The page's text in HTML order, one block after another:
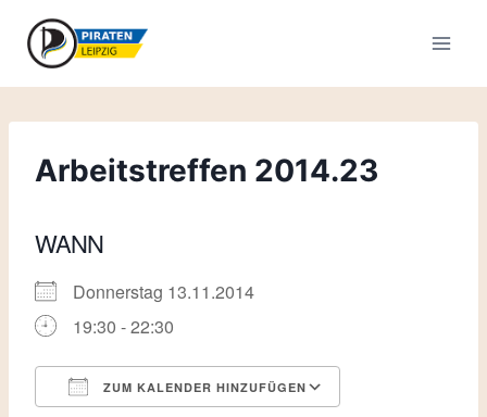
Inhalt
springen
Arbeitstreffen 2014.23
WANN
Donnerstag 13.11.2014
19:30 - 22:30
ZUM KALENDER HINZUFÜGEN